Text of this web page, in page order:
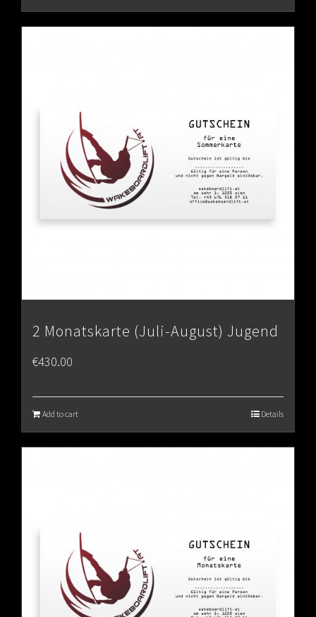
2 Monatskarte (Juli-August) Jugend
€430.00
Add to cart Details